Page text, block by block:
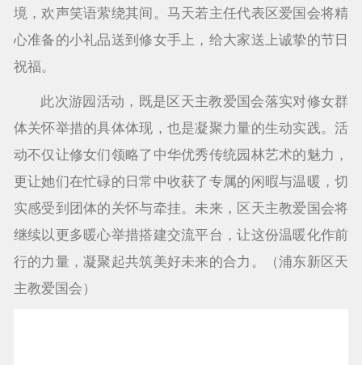
境，欢声笑语萦绕其间。马天若主任代表区爱国会将精
心准备的小礼品送到修女手上，给大家送上诚挚的节日
祝福。
此次游园活动，既是区天主教爱国会落实对修女群
体关怀举措的具体体现，也是凝聚力量的生动实践。活
动不仅让修女们领略了中华优秀传统园林艺术的魅力，
更让她们在忙碌的日常中收获了专属的闲暇与温暖，切
实感受到团体的关怀与牵挂。未来，区天主教爱国会将
继续以更多暖心举措搭建交流平台，让这份温暖化作前
行的力量，凝聚起共筑美好未来的合力。（浦东新区天
主教爱国会）